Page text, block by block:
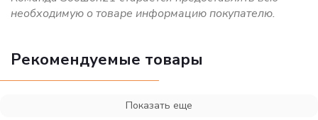
необходимую о товаре информацию покупателю.
Рекомендуемые товары
Показать еще